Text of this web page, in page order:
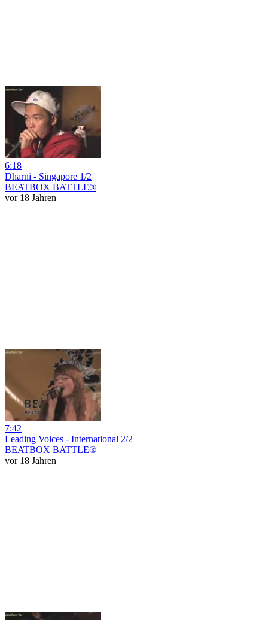
6:18
Dharni - Singapore 1/2
BEATBOX BATTLE®
vor 18 Jahren
7:42
Leading Voices - International 2/2
BEATBOX BATTLE®
vor 18 Jahren